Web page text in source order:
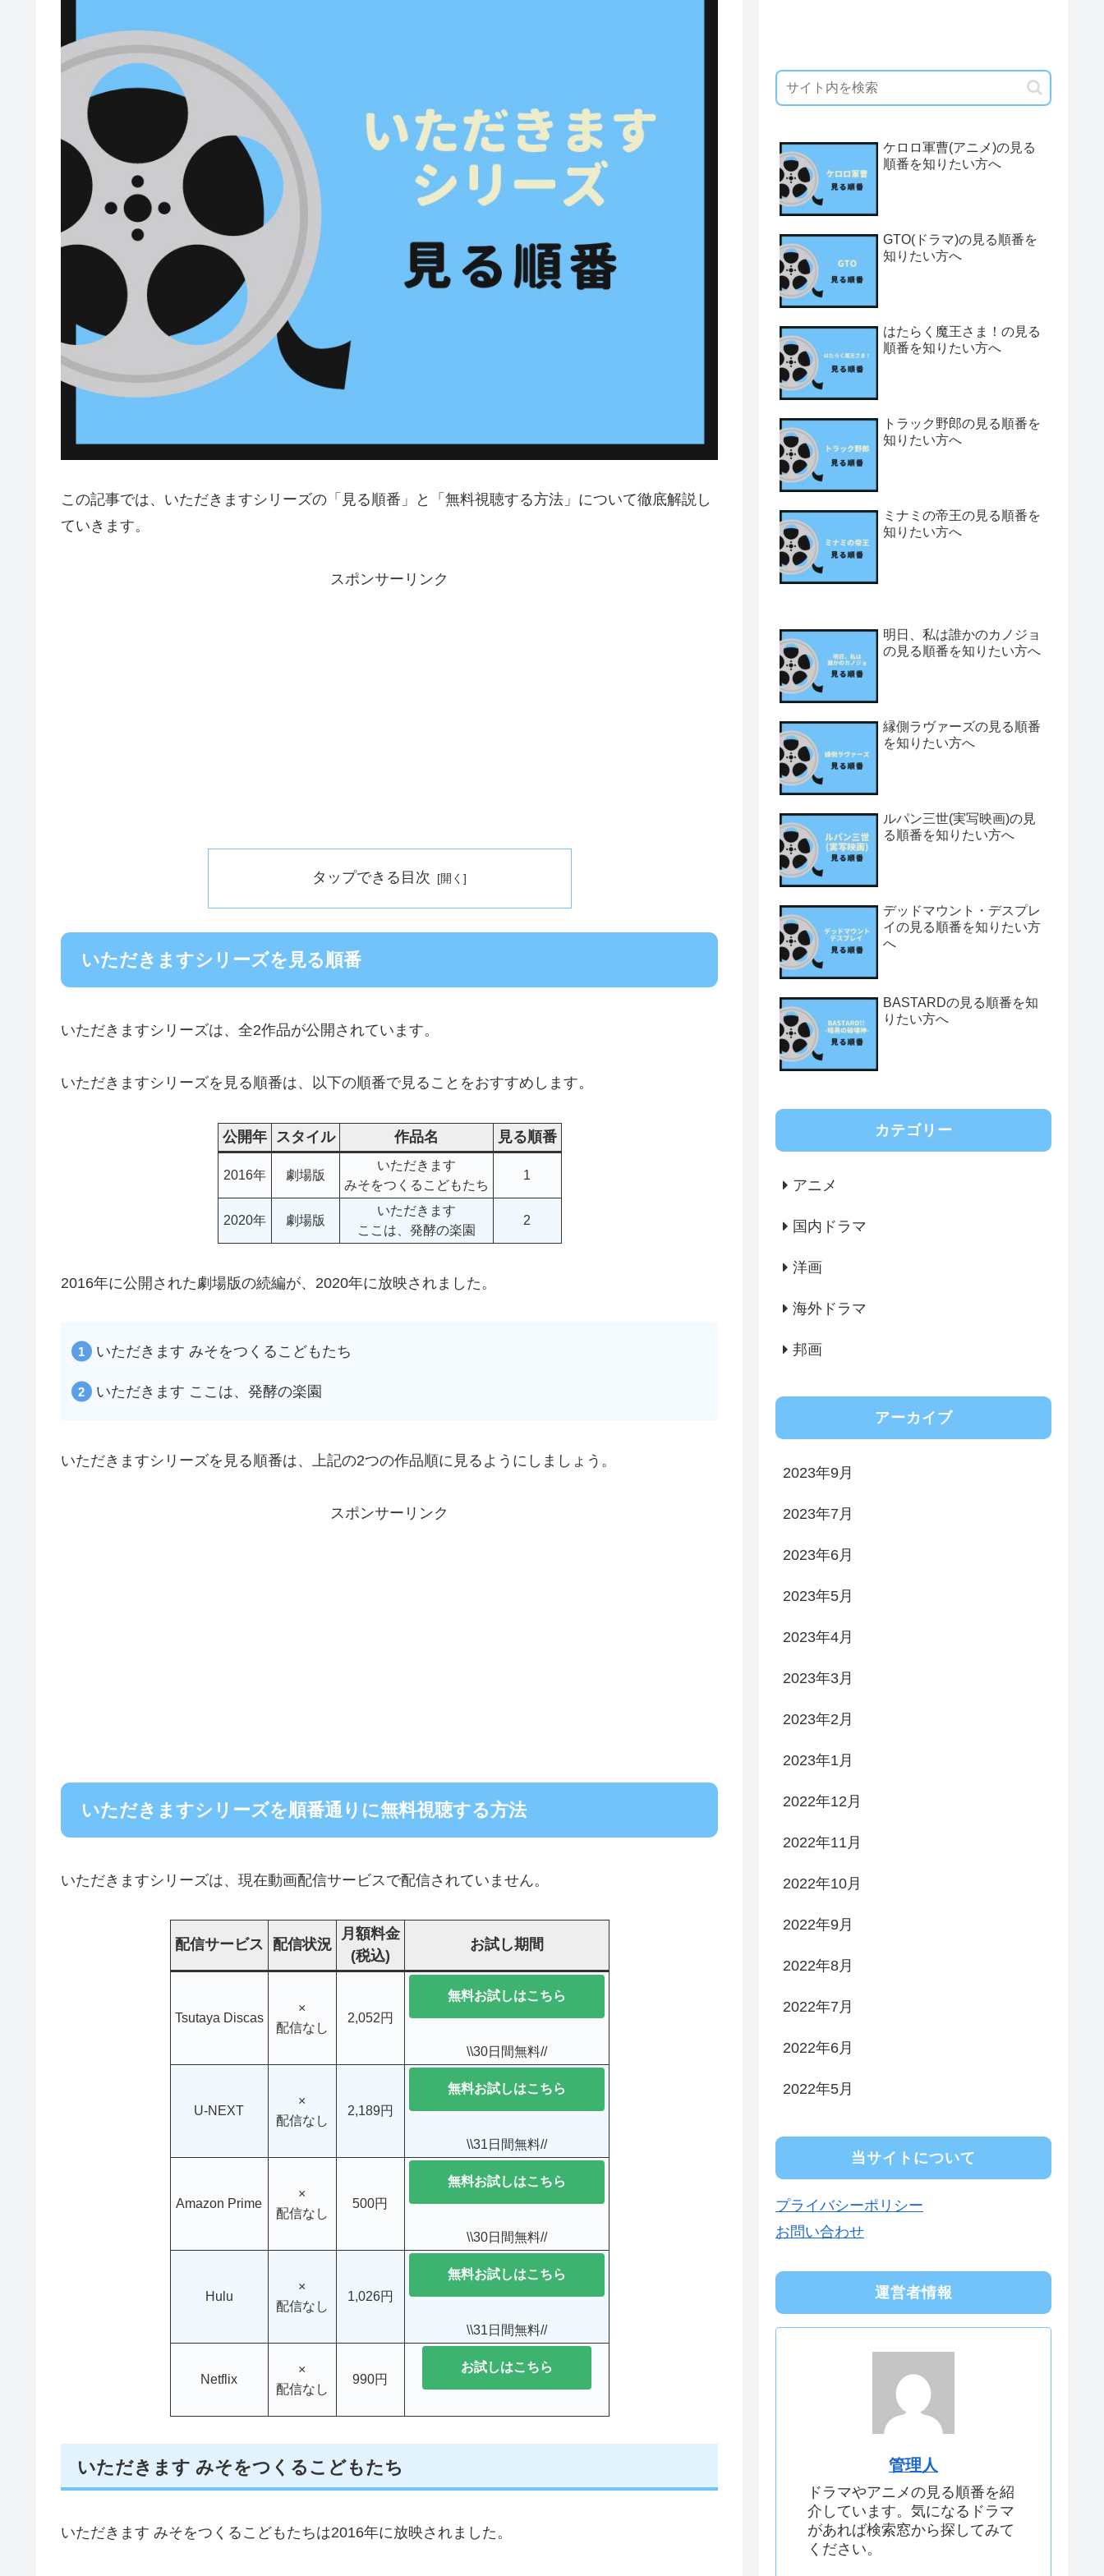
この記事では、いただきますシリーズの「見る順番」と「無料視聴する方法」について徹底解説し
ていきます。
スポンサーリンク
タップできる目次
いただきますシリーズを見る順番
いただきますシリーズは、全2作品が公開されています。
いただきますシリーズを見る順番は、以下の順番で見ることをおすすめします。
公開年 スタイル 作品名 見る順番
2016年 劇場版
いただきます
みそをつくるこどもたち
1
2020年 劇場版
いただきます
ここは、発酵の楽園
2
2016年に公開された劇場版の続編が、2020年に放映されました。
いただきます みそをつくるこどもたち
いただきます ここは、発酵の楽園
いただきますシリーズを見る順番は、上記の2つの作品順に見るようにしましょう。
スポンサーリンク
いただきますシリーズを順番通りに無料視聴する方法
いただきますシリーズは、現在動画配信サービスで配信されていません。
配信サービス 配信状況
月額料金
(税込)
お試し期間
Tsutaya Discas
×
配信なし
2,052円
無料お試しはこちら
\\30日間無料//
U-NEXT
×
配信なし
2,189円
無料お試しはこちら
\\31日間無料//
Amazon Prime
×
配信なし
500円
無料お試しはこちら
\\30日間無料//
Hulu
×
配信なし
1,026円
無料お試しはこちら
\\31日間無料//
Netflix
×
配信なし
990円
お試しはこちら
いただきます みそをつくるこどもたち
いただきます みそをつくるこどもたちは2016年に放映されました。
ケロロ軍曹(アニメ)の見る
順番を知りたい方へ
GTO(ドラマ)の見る順番を
知りたい方へ
はたらく魔王さま！の見る
順番を知りたい方へ
トラック野郎の見る順番を
知りたい方へ
ミナミの帝王の見る順番を
知りたい方へ
明日、私は誰かのカノジョ
の見る順番を知りたい方へ
縁側ラヴァーズの見る順番
を知りたい方へ
ルパン三世(実写映画)の見
る順番を知りたい方へ
デッドマウント・デスプレ
イの見る順番を知りたい方
へ
BASTARDの見る順番を知
りたい方へ
カテゴリー
アニメ
国内ドラマ
洋画
海外ドラマ
邦画
アーカイブ
2023年9月
2023年7月
2023年6月
2023年5月
2023年4月
2023年3月
2023年2月
2023年1月
2022年12月
2022年11月
2022年10月
2022年9月
2022年8月
2022年7月
2022年6月
2022年5月
当サイトについて
プライバシーポリシー
お問い合わせ
運営者情報
管理人
ドラマやアニメの見る順番を紹
介しています。気になるドラマ
があれば検索窓から探してみて
ください。